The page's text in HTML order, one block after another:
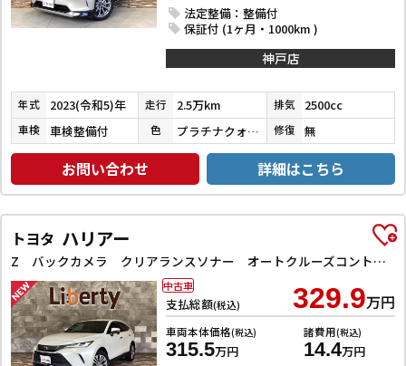
法定整備：整備付
保証付 (1ヶ月・1000km )
神戸店
年式 2023(令和5)年 走行 2.5万km 排気 2500cc
車検 車検整備付 色 プラチナクォーツメタリック 修復 無
お問い合わせ 詳細はこちら
トヨタ ハリアー
Z バックカメラ クリアランスソナー オートクルーズコントロール レーンアシスト パワーシート 衝突被害軽減システム ナビ TV オートマチックハイビーム オートライト LEDヘッドランプ 電動リアゲート
支払総額(税込) 329.9万円
車両本体価格(税込)
315.5万円
諸費用(税込)
14.4万円
中古車